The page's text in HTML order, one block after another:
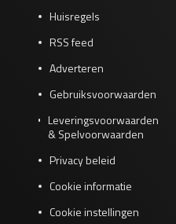
Huisregels
RSS feed
Adverteren
Gebruiksvoorwaarden
Leveringsvoorwaarden
& Spelvoorwaarden
Privacy beleid
Cookie informatie
Cookie instellingen